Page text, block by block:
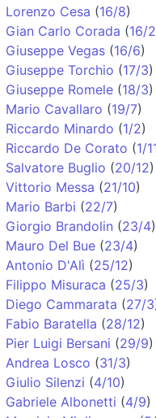
Lorenzo Cesa (16/8)
Gian Carlo Corada (16/2
Giuseppe Vegas (16/6)
Giuseppe Torchio (17/3)
Giuseppe Romele (18/3)
Mario Cavallaro (19/7)
Riccardo Minardo (1/2)
Riccardo De Corato (1/
Salvatore Buglio (20/12)
Vittorio Messa (21/10)
Mario Barbi (22/7)
Giorgio Brandolin (23/4)
Mauro Del Bue (23/4)
Antonio D'Alì (25/12)
Filippo Misuraca (25/3)
Diego Cammarata (27/3
Fabio Baratella (28/12)
Pier Luigi Bersani (29/9)
Andrea Losco (31/3)
Giulio Silenzi (4/10)
Gabriele Albonetti (4/9)